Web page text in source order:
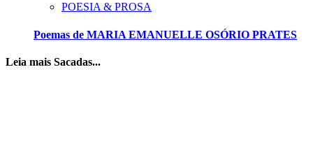
POESIA & PROSA
Poemas de MARIA EMANUELLE OSÓRIO PRATES
Leia mais Sacadas...